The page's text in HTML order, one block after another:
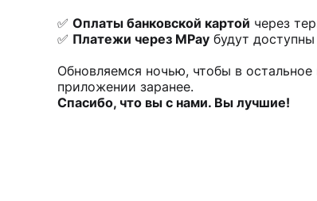
✅ Оплаты банковской картой через
✅ Платежи через MPay будут
Обновляемся ночью, чтобы в
приложении заранее.
Спасибо, что вы с нами. Вы лучшие!